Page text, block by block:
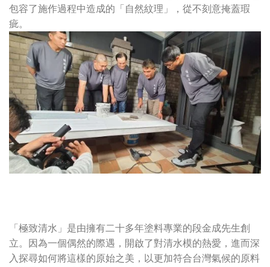
包容了施作過程中造成的「自然紋理」，從不刻意掩蓋瑕
疵。
「極致清水」是由擁有二十多年塗料專業的段金成先生創
立。因為一個偶然的際遇，開啟了對清水模的熱愛，進而深
入探尋如何將這樣的原始之美，以更加符合台灣氣候的原料